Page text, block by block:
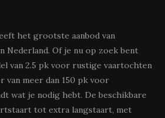
het grootste aanbod van
Nederland. Of je nu op zoek bent
van 2.5 pk voor rustige vaartochten
meer dan 150 pk voor
wat je nodig hebt. De beschikbare
tot extra langstaart, met